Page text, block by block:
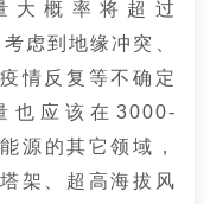
大概率将超过
虑到地缘冲突、
情反复等不确定
也应该在3000-
源的其它领域，
架、超高海拔风